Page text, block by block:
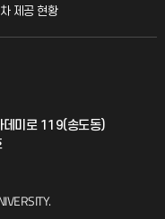
제공 현황
미로 119(송도동)